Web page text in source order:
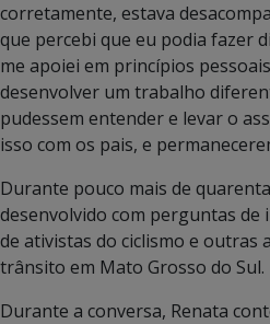
corretamente, estava
que percebi que eu podia fazer
me apoiei em princípios
desenvolver um trabalho
pudessem entender e levar o
isso com os pais, e
Durante pouco mais de
desenvolvido com perguntas
de ativistas do ciclismo e outras
trânsito em Mato Grosso do Sul.
Durante a conversa, Renata